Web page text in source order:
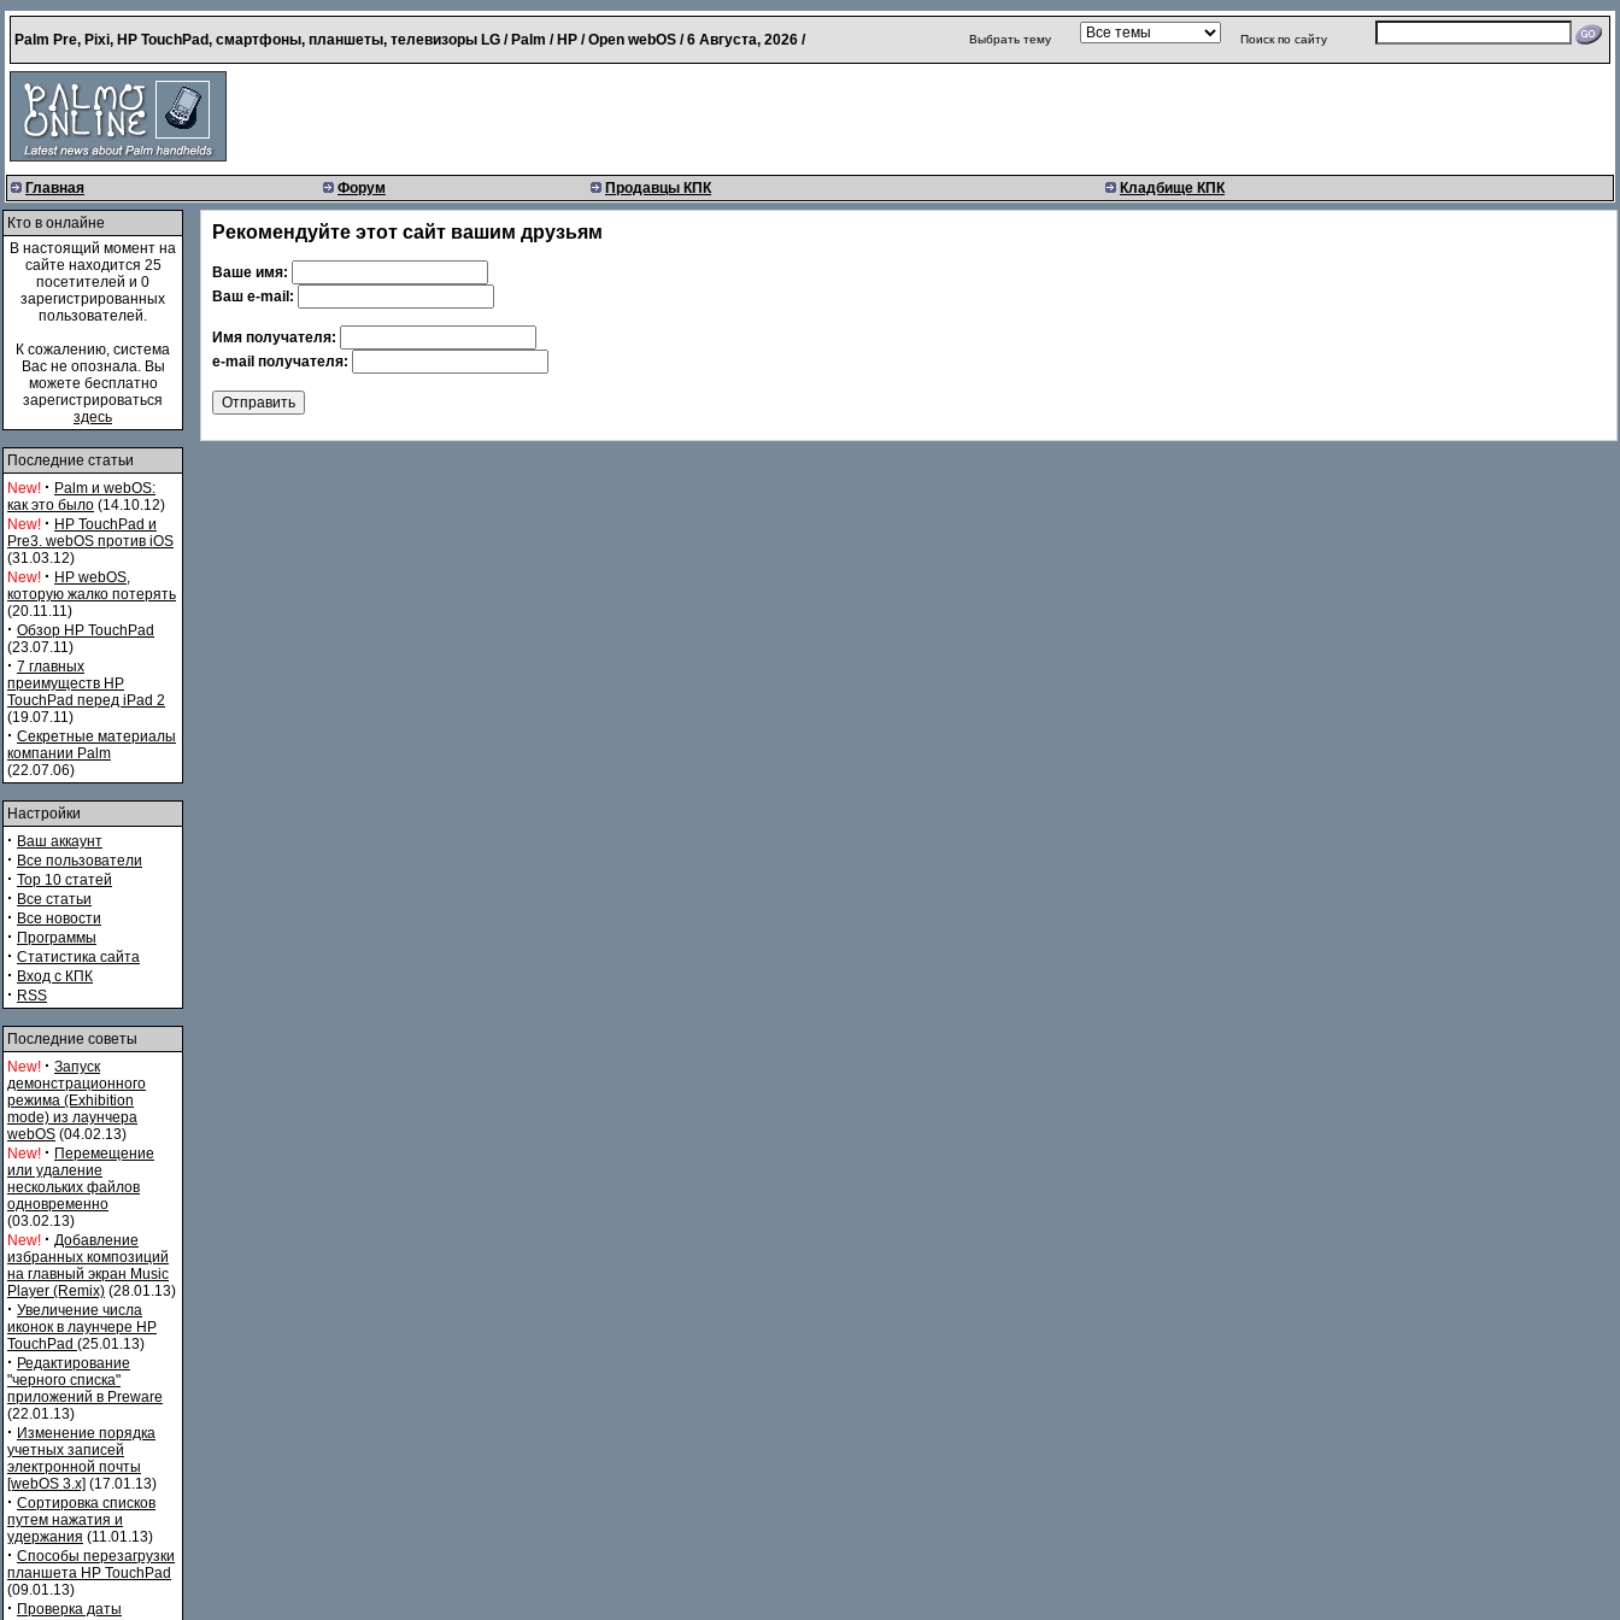
Palm Pre, Pixi, HP TouchPad, смартфоны, планшеты, телевизоры LG / Palm / HP / Open webOS /6 Августа, 2026 / Выбрать тему Поиск по сайту
Главная Форум Продавцы КПК Кладбище КПК
Кто в онлайне
В настоящий момент на
сайте находится 25
посетителей и 0
зарегистрированных
пользователей.
К сожалению, система
Вас не опознала. Вы
можете бесплатно
зарегистрироваться
здесь
Последние статьи
New! · Palm и webOS:
как это было (14.10.12)
New! · HP TouchPad и
Pre3. webOS против iOS
(31.03.12)
New! · HP webOS,
которую жалко потерять
(20.11.11)
· Обзор HP TouchPad
(23.07.11)
· 7 главных
преимуществ HP
TouchPad перед iPad 2
(19.07.11)
· Секретные материалы
компании Palm
(22.07.06)
Настройки
· Ваш аккаунт
· Все пользователи
· Top 10 статей
· Все статьи
· Все новости
· Программы
· Статистика сайта
· Вход с КПК
· RSS
Последние советы
New! · Запуск
демонстрационного
режима (Exhibition
mode) из лаунчера
webOS (04.02.13)
New! · Перемещение
или удаление
нескольких файлов
одновременно
(03.02.13)
New! · Добавление
избранных композиций
на главный экран Music
Player (Remix) (28.01.13)
· Увеличение числа
иконок в лаунчере HP
TouchPad (25.01.13)
· Редактирование
"черного списка"
приложений в Preware
(22.01.13)
· Изменение порядка
учетных записей
электронной почты
[webOS 3.x] (17.01.13)
· Сортировка списков
путем нажатия и
удержания (11.01.13)
· Способы перезагрузки
планшета HP TouchPad
(09.01.13)
· Проверка даты
Рекомендуйте этот сайт вашим друзьям
Ваше имя:
Ваш e-mail:
Имя получателя:
e-mail получателя: